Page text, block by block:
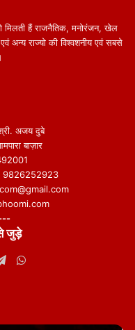
मिलती हैं राजनैतिक, मनोरंजन, खेल
अन्य राज्यो की विश्वशनीय एवं सबसे
अजय दुबे
बाज़ार
9826252923
जुड़े
WhatsApp